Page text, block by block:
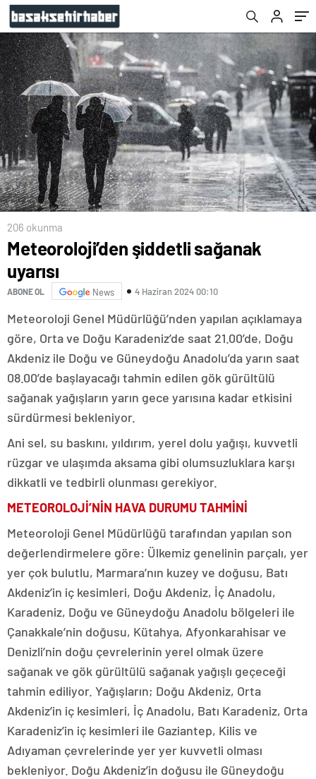
206 okunma
Meteoroloji’den şiddetli sağanak
uyarısı
ABONE OL News 4 Haziran 2024 00:10
Meteoroloji Genel Müdürlüğü’nden yapılan açıklamaya
göre, Orta ve Doğu Karadeniz’de saat 21.00’de, Doğu
Akdeniz ile Doğu ve Güneydoğu Anadolu’da yarın saat
08.00’de başlayacağı tahmin edilen gök gürültülü
sağanak yağışların yarın gece yarısına kadar etkisini
sürdürmesi bekleniyor.
Ani sel, su baskını, yıldırım, yerel dolu yağışı, kuvvetli
rüzgar ve ulaşımda aksama gibi olumsuzluklara karşı
dikkatli ve tedbirli olunması gerekiyor.
METEOROLOJİ’NİN HAVA DURUMU TAHMİNİ
Meteoroloji Genel Müdürlüğü tarafından yapılan son
değerlendirmelere göre: Ülkemiz genelinin parçalı, yer
yer çok bulutlu, Marmara’nın kuzey ve doğusu, Batı
Akdeniz’in iç kesimleri, Doğu Akdeniz, İç Anadolu,
Karadeniz, Doğu ve Güneydoğu Anadolu bölgeleri ile
Çanakkale’nin doğusu, Kütahya, Afyonkarahisar ve
Denizli’nin doğu çevrelerinin yerel olmak üzere
sağanak ve gök gürültülü sağanak yağışlı geçeceği
tahmin ediliyor. Yağışların; Doğu Akdeniz, Orta
Akdeniz’in iç kesimleri, İç Anadolu, Batı Karadeniz, Orta
Karadeniz’in iç kesimleri ile Gaziantep, Kilis ve
Adıyaman çevrelerinde yer yer kuvvetli olması
bekleniyor. Doğu Akdeniz’in doğusu ile Güneydoğu